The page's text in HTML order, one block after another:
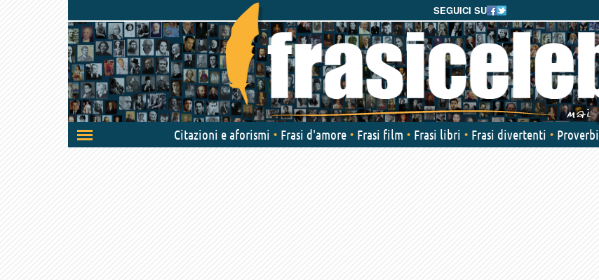
SEGUICI SU
Attiva/disattiva
navigazione
Citazioni e aforismi Frasi d'amore Frasi film Frasi libri Frasi divertenti Proverbi